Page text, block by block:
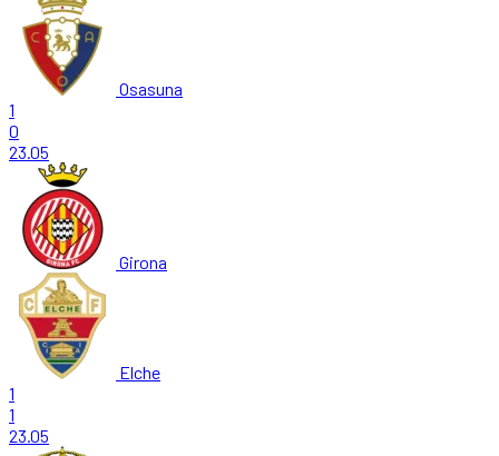
Osasuna
1
0
23.05
Girona
Elche
1
1
23.05